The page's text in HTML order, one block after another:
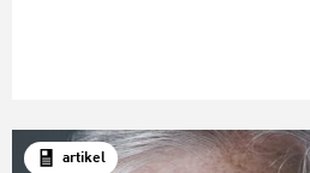
artikel